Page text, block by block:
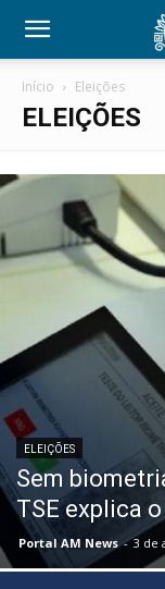
Início Eleições
ELEIÇÕES
ELEIÇÕES
Sem
TSE explica
Portal AM News - 3 de